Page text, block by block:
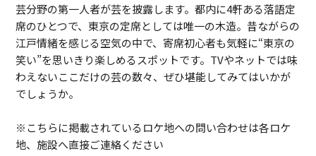
芸分野の第一人者が芸を披露します。都内に4軒ある落語定
席のひとつで、東京の定席としては唯一の木造。昔ながらの
江戸情緒を感じる空気の中で、寄席初心者も気軽に“東京の
笑い”を思いきり楽しめるスポットです。TVやネットでは味
わえないここだけの芸の数々、ぜひ堪能してみてはいかが
でしょうか。
※こちらに掲載されているロケ地への問い合わせは各ロケ
地、施設へ直接ご連絡ください